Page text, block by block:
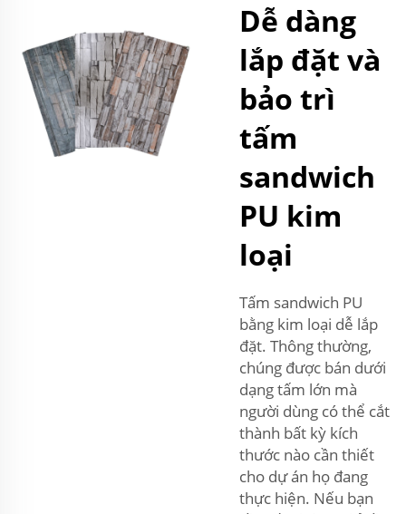
Dễ dàng
lắp đặt và
bảo trì
tấm
sandwich
PU kim
loại
Tấm sandwich PU
bằng kim loại dễ lắp
đặt. Thông thường,
chúng được bán dưới
dạng tấm lớn mà
người dùng có thể cắt
thành bất kỳ kích
thước nào cần thiết
cho dự án họ đang
thực hiện. Nếu bạn